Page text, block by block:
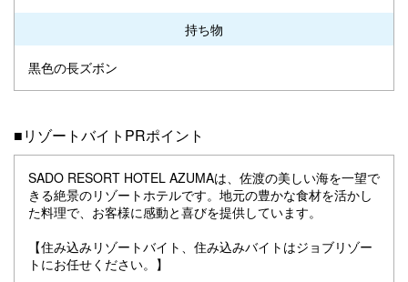
持ち物
黒色の長ズボン
■リゾートバイトPRポイント
SADO RESORT HOTEL AZUMAは、佐渡の美しい海を一望で
きる絶景のリゾートホテルです。地元の豊かな食材を活かし
た料理で、お客様に感動と喜びを提供しています。
【住み込みリゾートバイト、住み込みバイトはジョブリゾー
トにお任せください。】